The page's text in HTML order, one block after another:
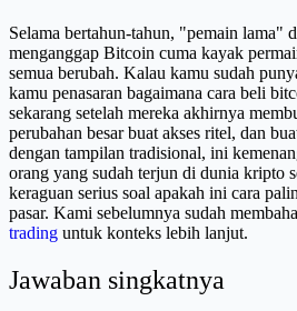
Selama bertahun-tahun, "pemain lama"
menganggap Bitcoin cuma kayak
semua berubah. Kalau kamu sudah
kamu penasaran bagaimana cara beli
sekarang setelah mereka akhirnya
perubahan besar buat akses ritel, dan
dengan tampilan tradisional, ini
orang yang sudah terjun di dunia kripto
keraguan serius soal apakah ini cara
pasar. Kami sebelumnya sudah
trading untuk konteks lebih lanjut.
Jawaban singkatnya